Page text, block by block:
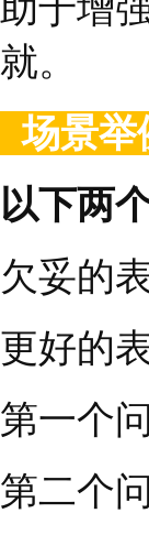
对
每天
在工
你
你正
场景
绩效评
提问